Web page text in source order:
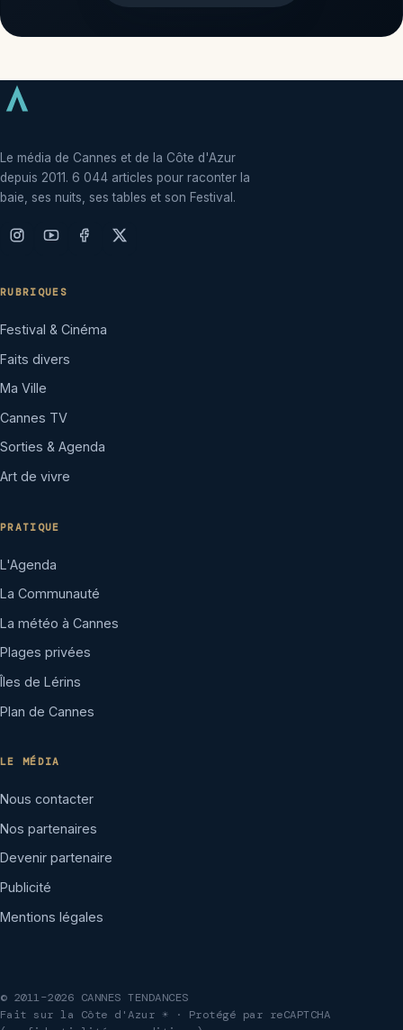
Le média de Cannes et de la Côte d'Azur
depuis 2011. 6 044 articles pour raconter la
baie, ses nuits, ses tables et son Festival.
RUBRIQUES
Festival & Cinéma
Faits divers
Ma Ville
Cannes TV
Sorties & Agenda
Art de vivre
PRATIQUE
L'Agenda
La Communauté
La météo à Cannes
Plages privées
Îles de Lérins
Plan de Cannes
LE MÉDIA
Nous contacter
Nos partenaires
Devenir partenaire
Publicité
Mentions légales
© 2011–2026 CANNES TENDANCES
Fait sur la Côte d'Azur ☀ · Protégé par reCAPTCHA